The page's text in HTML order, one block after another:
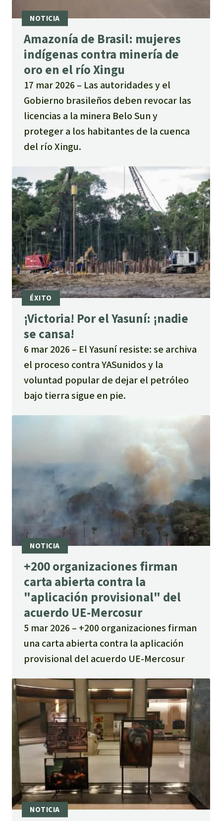
Amazonía de Brasil: mujeres
indígenas contra minería de
oro en el río Xingu
17 mar 2026
Las autoridades y el
Gobierno brasileños deben revocar las
licencias a la minera Belo Sun y
proteger a los habitantes de la cuenca
del río Xingu.
¡Victoria! Por el Yasuní: ¡nadie
se cansa!
6 mar 2026
El Yasuní resiste: se archiva
el proceso contra YASunidos y la
voluntad popular de dejar el petróleo
bajo tierra sigue en pie.
+200 organizaciones firman
carta abierta contra la
"aplicación provisional" del
acuerdo UE-Mercosur
5 mar 2026
+200 organizaciones firman
una carta abierta contra la aplicación
provisional del acuerdo UE‑Mercosur